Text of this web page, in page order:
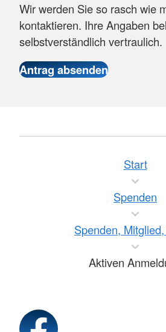
Wir werden Sie so rasch wie
kontaktieren. Ihre Angaben
selbstverständlich vertraulich.
Start
Spenden
Spenden,
Aktiven